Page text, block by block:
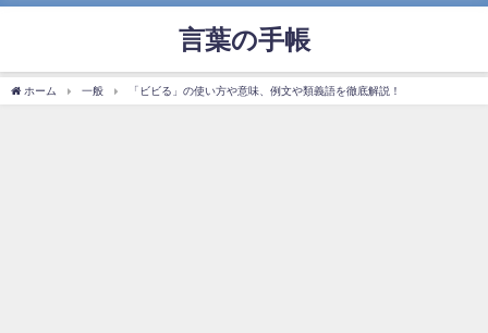
言葉の手帳
ホーム 一般 「ビビる」の使い方や意味、例文や類義語を徹底解説！